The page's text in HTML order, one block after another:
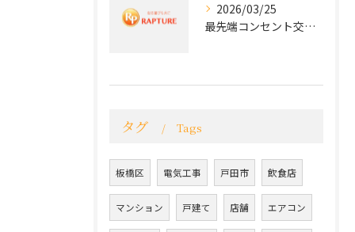
2026/03/25
最先端コンセント交換で実現する安全と快適な住環境
タグ Tags
板橋区 電気工事 戸田市 飲食店
マンション 戸建て 店舗 エアコン